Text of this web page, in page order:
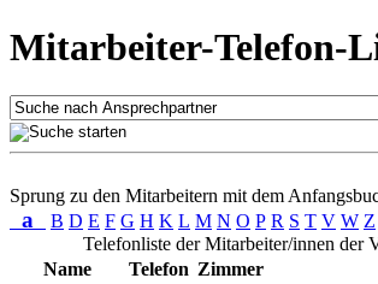
Mitarbeiter-Telefon-
Sprung zu den Mitarbeitern mit dem
a B D E F G H K L M N O P R S T V W Z
Telefonliste der Mitarbeiter/innen der
Name
Telefon Zimmer